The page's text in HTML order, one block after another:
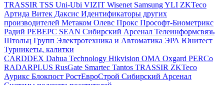
TRASSIR TSS Uni-Ubi VIZIT Wisenet SamsungYLI ZKTeco
Артида Витек Даксис Идентификаторы других
производителей Метаком Олевс Прокс Прософт-Биометрикс
Радий РЕВЕРС SEAN Сибирский Арсенал Телеинформсвязь
Штольц Групп Электротехника и Автоматика ЭРА Юнитест
Турникеты, калитки
CARDDEX Dahua Technology Hikvision ОМА Oxgard PERCo
RADARPLUS RusGate Smartec Tantos TRASSIR ZKTeco
Аурикс Блокпост РостЕвроСтрой Сибирский Арсенал